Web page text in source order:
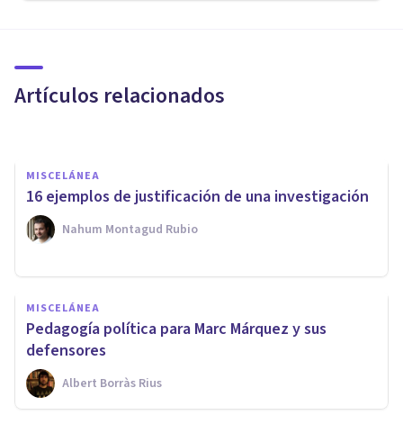
Artículos relacionados
colonialismo e imperialismo
MISCELÁNEA
16 ejemplos de justificación de una investigación
Nahum Montagud Rubio
MISCELÁNEA
Pedagogía política para Marc Márquez y sus
defensores
Albert Borràs Rius
Las 5 diferencias entre
socialismo y comunismo
Arturo Torres